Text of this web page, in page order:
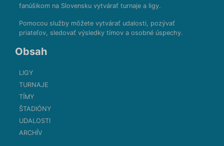
fanúšikom na Slovensku vytvárať turnaje a ligy.
Pomocou služby môžete vytvárať udalosti, pozývať
priateľov, sledovať výsledky tímov a osobné úspechy.
Obsah
LIGY
TURNAJE
TÍMY
ŠTADIÓNY
UDALOSTI
ARCHÍV